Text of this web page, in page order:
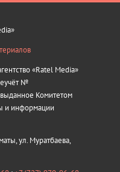
«Ratel Media»
№
Комитетом
и информации
ул. Муратбаева,